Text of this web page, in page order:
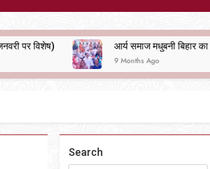
आर्य समाज मधुबनी बिहार का शताब्दी समारोह
9 Months Ago
Search